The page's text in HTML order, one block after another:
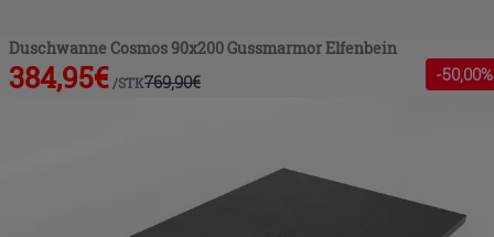
Duschwanne Cosmos 90x200 Gussmarmor Elfenbein
384,95€ /STK769,90€ -50,00%